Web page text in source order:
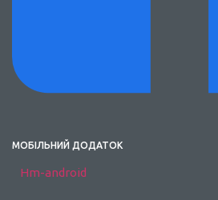
МОБІЛЬНИЙ ДОДАТОК
Hm-android